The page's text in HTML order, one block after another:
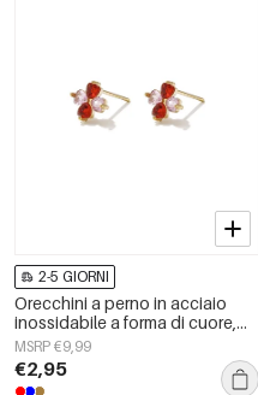
2-5 GIORNI
Orecchini a perno in acciaio
inossidabile a forma di cuore,
semplici, della serie Daily
Simple, gioielli da donna.
MSRP €9,99
€2,95